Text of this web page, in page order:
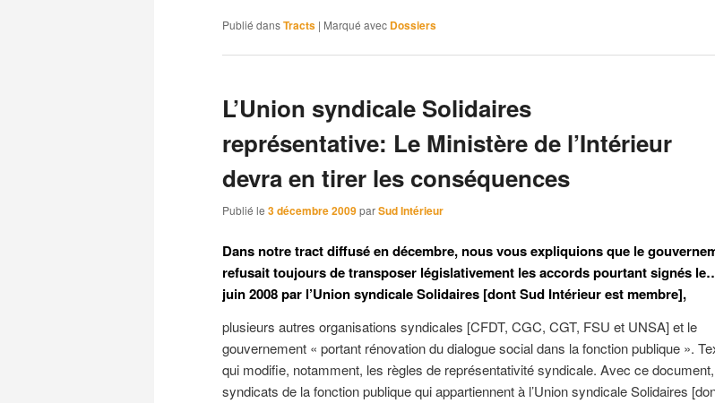
Publié dansTracts | Marqué avec Dossiers
L’Union syndicale Solidaires
représentative: Le Ministère de l’Intérieur
devra en tirer les conséquences
Publié le 3 décembre 2009parSud Intérieur
Dans notre tract diffusé en décembre, nous vous expliquions que le
refusait toujours de transposer législativement les accords pourtant signés
juin 2008 par l’Union syndicale Solidaires [dont Sud Intérieur est membre],
plusieurs autres organisations syndicales [CFDT, CGC, CGT, FSU et UNSA] et le
gouvernement « portant rénovation du dialogue social dans la fonction publique ».
qui modifie, notamment, les règles de représentativité syndicale. Avec ce
syndicats de la fonction publique qui appartiennent à l’Union syndicale Solidaires